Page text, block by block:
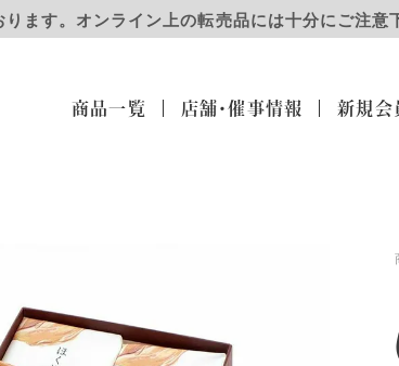
ます。オンライン上の転売品には十分にご注意
商品一覧 店舗・催事情報 新規会